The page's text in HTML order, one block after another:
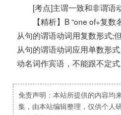
[考点]主谓一致和非谓语
【精析】B “one of+复数
从句的谓语动词用复数形式;
从句的谓语动词应用单数形
动名词作宾语，不能跟不定式
免责声明：本站所提供的内容均
集，由本站编辑整理，仅供个人